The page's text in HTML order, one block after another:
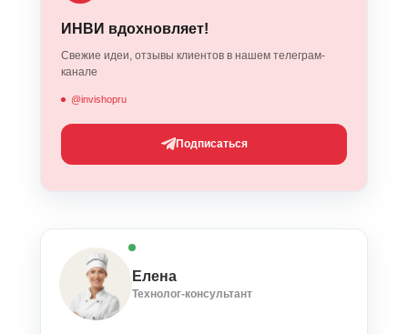
ИНВИ вдохновляет!
Свежие идеи, отзывы клиентов в нашем телеграм-
канале
@invishopru
Подписаться
Елена
Технолог-консультант